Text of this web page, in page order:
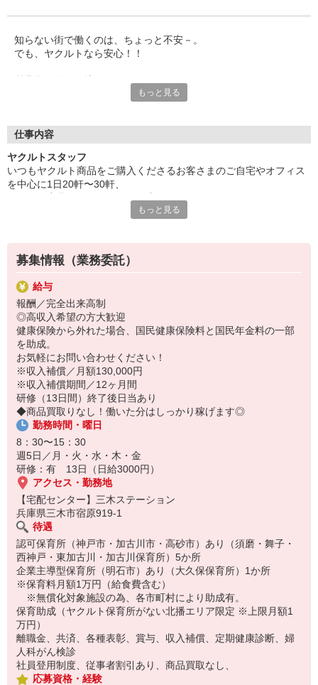
知らない街で働くのは、ちょっと不安－。
でも、ヤクルトなら安心！！
自分の住む街や土地勘のある町で勤務が可能です。
収入の面でもきっとご満足いただけるはずです。
また勤務時間も短いので、
家事・育児時間にもゆとりが持てますよ♪
主婦・ママスタッフが多いので、
仕事や子育てについてなどイロイロ相談できて心強い！
未経験の方も安心してチャレンジしてください。
もっと見る
仕事内容
ヤクルトスタッフ
いつもヤクルト商品をご購入くださるお客さまのご自宅やオフィス
を中心に1日20軒〜30軒、
商品を通じてお客さまとふれあう楽しさ、健康的な生活にお役立ち
す！
特に扶養範囲外でしっかり稼ぎたい方には最適なエリアをご用意し
ます。
もちろんバランスよく働きたい方もご相談ください。
〜ヤクルトスタッフの1日〜
2児の母として仕事と家庭の両立をしているHさん。
実際のワークスタイルを、一例としてご紹介いたします！
※時間は地域によって異なります。
8:20 宅配センターに到着、お届けの準備
8:30 朝礼が終わったら出発
13:00 お届け修了、翌日準備、集計作業
14:30お仕事修了
☆ココがPoint☆
・保育料補助制度があります！
・家事・夕食の支度なども余裕をもってできます！
もっと見る
募集情報（業務委託）
給与
報酬／完全出来高制
◎高収入希望の方大歓迎
健康保険から外れた場合、国民健康保険料と国民年金料の一部
を助成。
お気軽にお問い合わせください！
※収入補償／月額130,000円
※収入補償期間／12ヶ月間
研修（13日間）終了後日当あり
◆商品買取りなし！働いた分はしっかり稼げます◎
勤務時間・曜日
8：30〜15：30
週5日／月・火・水・木・金
研修：有 13日（日給3000円）
アクセス・勤務地
【宅配センター】三木ステーション
兵庫県三木市宿原919-1
待遇
認可保育所（神戸市・加古川市・高砂市）あり（須磨・舞子・
西神戸・東加古川・加古川保育所）5か所
企業主導型保育所（明石市）あり（大久保保育所）1か所
※保育料月額1万円（給食費含む）
※無償化対象施設の為、各市町村により助成有。
保育助成（ヤクルト保育所がない北播エリア限定 ※上限月額1
万円）
離職金、共済、各種表彰、賞与、収入補償、定期健康診断、婦
人科がん検診
社員登用制度、従事者割引あり、商品買取なし、
応募資格・経験